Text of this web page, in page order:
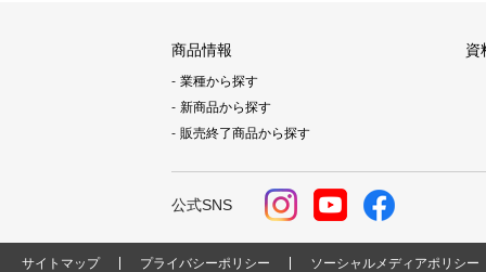
商品情報
業種から探す
新商品から探す
販売終了商品から探す
資
公式SNS
サイトマップ プライバシーポリシー ソーシャルメディアポリシー